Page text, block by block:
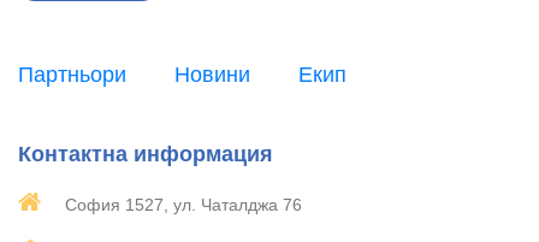
Партньори Новини Екип
Контактна информация
София 1527, ул. Чаталджа 76